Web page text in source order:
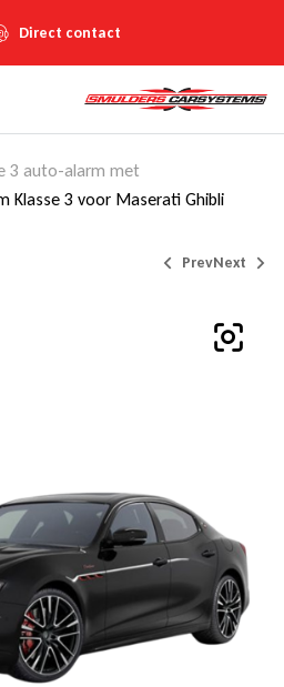
Direct contact
3 auto-alarm met
Klasse 3 voor Maserati Ghibli
PrevNext